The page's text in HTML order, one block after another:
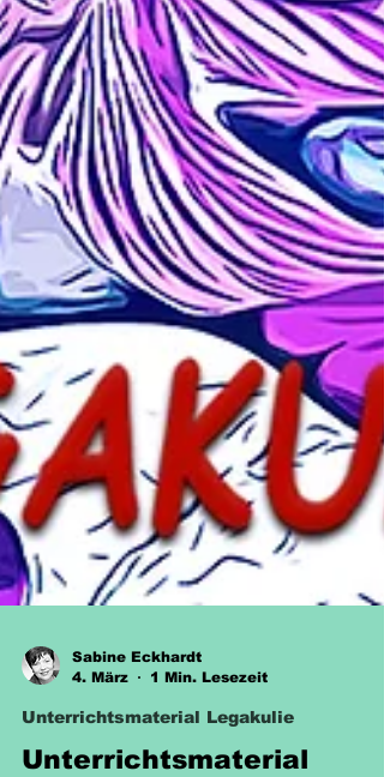
4. März
1 Min. Lesezeit
Unterrichtsmaterial Legakulie